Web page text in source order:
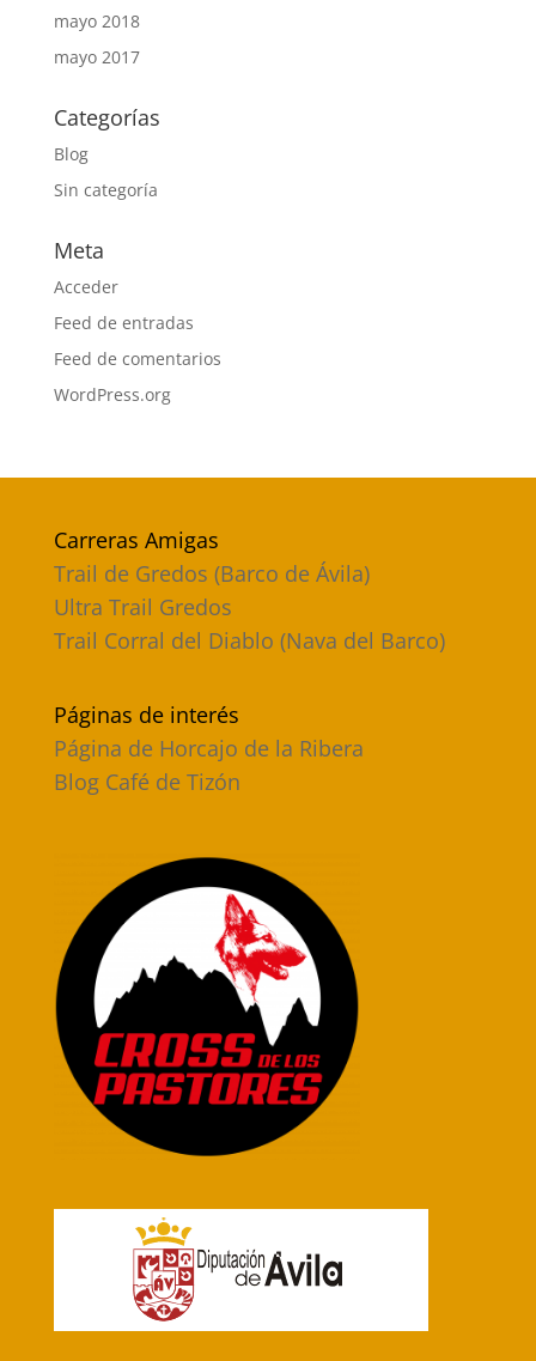
mayo 2018
mayo 2017
Categorías
Blog
Sin categoría
Meta
Acceder
Feed de entradas
Feed de comentarios
WordPress.org
Carreras Amigas
Trail de Gredos (Barco de Ávila)
Ultra Trail Gredos
Trail Corral del Diablo (Nava del Barco)
Páginas de interés
Página de Horcajo de la Ribera
Blog Café de Tizón